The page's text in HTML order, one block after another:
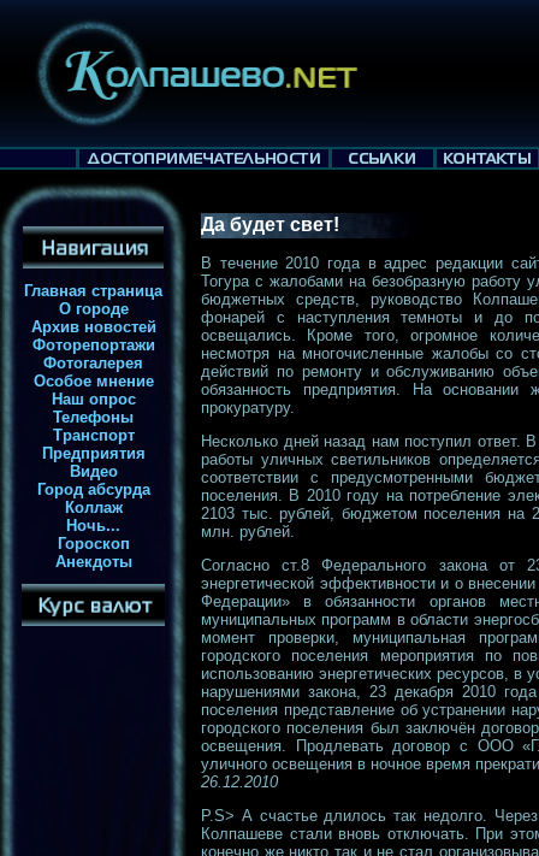
Главная страница
О городе
Архив новостей
Фоторепортажи
Фотогалерея
Особое мнение
Наш опрос
Телефоны
Транспорт
Предприятия
Видео
Город абсурда
Коллаж
Ночь...
Гороскоп
Анекдоты
Да будет свет!
В течение 2010 года в адрес редакции
Тогура с жалобами на безобразную работу
бюджетных средств, руководство
фонарей с наступления темноты и до
освещались. Кроме того, огромное
несмотря на многочисленные жалобы со
действий по ремонту и обслуживанию
обязанность предприятия. На
прокуратуру.
Несколько дней назад нам поступил ответ.
работы уличных светильников
соответствии с предусмотренными
поселения. В 2010 году на потребление
2103 тыс. рублей, бюджетом поселения на
млн. рублей.
Согласно ст.8 Федерального закона от
энергетической эффективности и о
Федерации» в обязанности органов
муниципальных программ в области
момент проверки, муниципальная
городского поселения мероприятия по
использованию энергетических ресурсов,
нарушениями закона, 23 декабря 2010
поселения представление об устранении
городского поселения был заключён
освещения. Продлевать договор с ООО
уличного освещения в ночное время
26.12.2010
P.S> А счастье длилось так недолго.
Колпашеве стали вновь отключать. При
конечно же никто так и не стал